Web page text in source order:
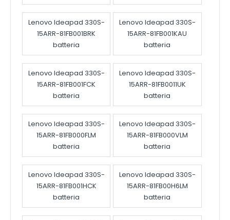
Lenovo Ideapad 330S-
15ARR-81FB001BRK
batteria
Lenovo Ideapad 330S-
15ARR-81FB001KAU
batteria
Lenovo Ideapad 330S-
15ARR-81FB001FCK
batteria
Lenovo Ideapad 330S-
15ARR-81FB0011UK
batteria
Lenovo Ideapad 330S-
15ARR-81FB000FLM
batteria
Lenovo Ideapad 330S-
15ARR-81FB000VLM
batteria
Lenovo Ideapad 330S-
15ARR-81FB001HCK
batteria
Lenovo Ideapad 330S-
15ARR-81FB00H6LM
batteria